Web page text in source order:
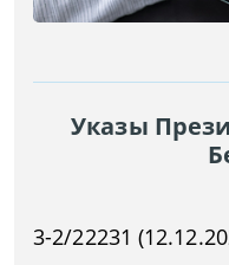
Указы
3-2/22231